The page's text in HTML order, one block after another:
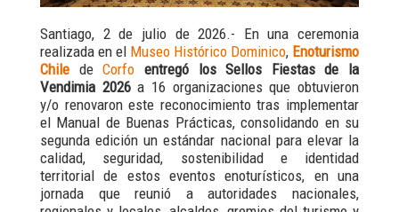
Santiago, 2 de julio de 2026.- En una ceremonia
realizada en el Museo Histórico Dominico, Enoturismo
Chile deCorfo entregó los Sellos Fiestas de la
Vendimia 2026a 16 organizaciones que obtuvieron
y/o renovaron este reconocimiento tras implementar
el Manual de Buenas Prácticas, consolidando en su
segunda edición un estándar nacional para elevar la
calidad, seguridad, sostenibilidad e identidad
territorial de estos eventos enoturísticos, en una
jornada que reunió a autoridades nacionales,